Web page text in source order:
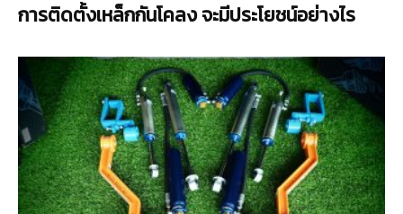
การติดตั้งเหล็กกันโคลง จะมีประโยชน์อย่างไร